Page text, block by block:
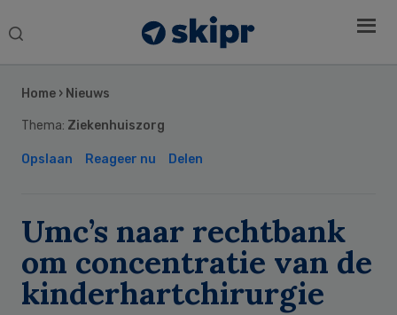
Search
Home › Nieuws
Thema: Ziekenhuiszorg
Opslaan Reageer nu Delen
Umc’s naar rechtbank
om concentratie van de
kinderhartchirurgie
Sidebar